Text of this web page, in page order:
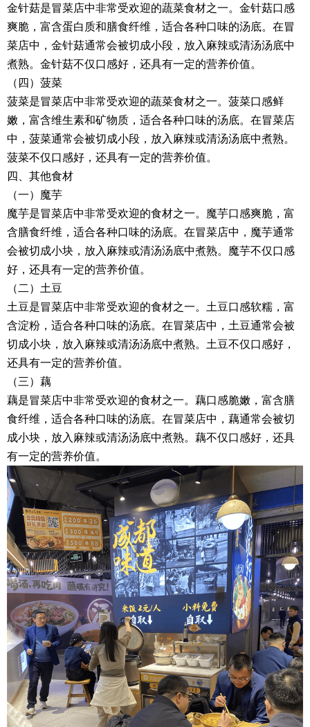
金针菇是冒菜店中非常受欢迎的蔬菜食材之一。金针菇口感
爽脆，富含蛋白质和膳食纤维，适合各种口味的汤底。在冒
菜店中，金针菇通常会被切成小段，放入麻辣或清汤汤底中
煮熟。金针菇不仅口感好，还具有一定的营养价值。
（四）菠菜
菠菜是冒菜店中非常受欢迎的蔬菜食材之一。菠菜口感鲜
嫩，富含维生素和矿物质，适合各种口味的汤底。在冒菜店
中，菠菜通常会被切成小段，放入麻辣或清汤汤底中煮熟。
菠菜不仅口感好，还具有一定的营养价值。
四、其他食材
（一）魔芋
魔芋是冒菜店中非常受欢迎的食材之一。魔芋口感爽脆，富
含膳食纤维，适合各种口味的汤底。在冒菜店中，魔芋通常
会被切成小块，放入麻辣或清汤汤底中煮熟。魔芋不仅口感
好，还具有一定的营养价值。
（二）土豆
土豆是冒菜店中非常受欢迎的食材之一。土豆口感软糯，富
含淀粉，适合各种口味的汤底。在冒菜店中，土豆通常会被
切成小块，放入麻辣或清汤汤底中煮熟。土豆不仅口感好，
还具有一定的营养价值。
（三）藕
藕是冒菜店中非常受欢迎的食材之一。藕口感脆嫩，富含膳
食纤维，适合各种口味的汤底。在冒菜店中，藕通常会被切
成小块，放入麻辣或清汤汤底中煮熟。藕不仅口感好，还具
有一定的营养价值。